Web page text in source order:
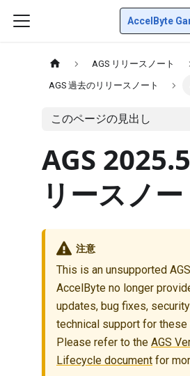
AccelByte
AGS リリースノート
AGS 過去のリリースノート
このページの見出し
AGS
リースノー
注意
This is an unsupported
AccelByte no longer
updates, bug fixes,
technical support for these
Please refer to the AGS
Lifecycle document for